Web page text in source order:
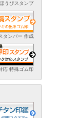
うびスタンプ
タンパー 作成
応 特殊ゴム印